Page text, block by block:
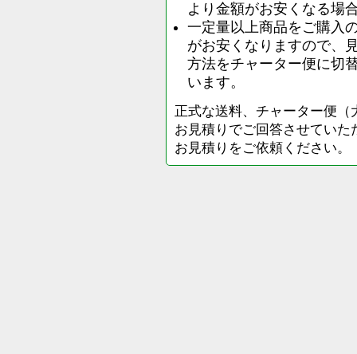
より金額がお安くなる場
一定量以上商品をご購入
がお安くなりますので、
方法をチャーター便に切
います。
正式な送料、チャーター便
お見積りでご回答させてい
お見積りをご依頼ください。